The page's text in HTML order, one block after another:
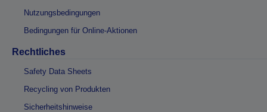
Nutzungsbedingungen
Bedingungen für Online-Aktionen
Rechtliches
Safety Data Sheets
Recycling von Produkten
Sicherheitshinweise